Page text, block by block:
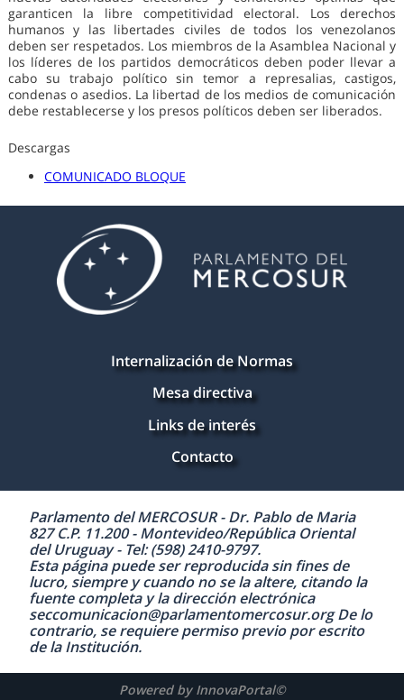
garanticen la libre competitividad electoral. Los derechos
humanos y las libertades civiles de todos los venezolanos
deben ser respetados. Los miembros de la Asamblea Nacional y
los líderes de los partidos democráticos deben poder llevar a
cabo su trabajo político sin temor a represalias, castigos,
condenas o asedios. La libertad de los medios de comunicación
debe restablecerse y los presos políticos deben ser liberados.
Descargas
COMUNICADO BLOQUE
Internalización de Normas
Mesa directiva
Links de interés
Contacto
Parlamento del MERCOSUR - Dr. Pablo de Maria
827 C.P. 11.200 - Montevideo/República Oriental
del Uruguay - Tel: (598) 2410-9797.
Esta página puede ser reproducida sin fines de
lucro, siempre y cuando no se la altere, citando la
fuente completa y la dirección electrónica
seccomunicacion@parlamentomercosur.org De lo
contrario, se requiere permiso previo por escrito
de la Institución.
Powered by InnovaPortal©